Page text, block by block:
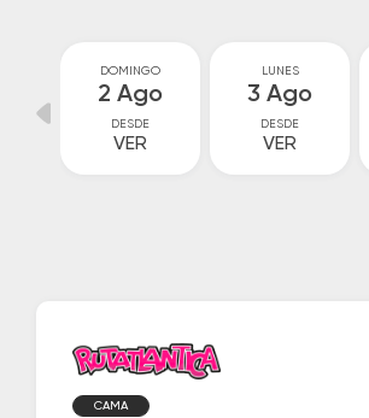
DOMINGO
2 Ago
DESDE
VER
LUNES
3 Ago
DESDE
VER
CAMA